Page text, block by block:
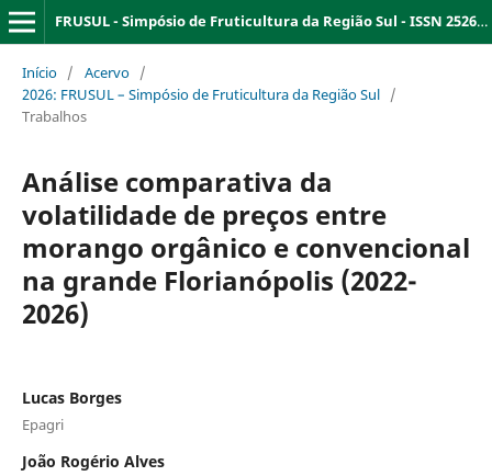
FRUSUL - Simpósio de Fruticultura da Região Sul - ISSN 2526-9909
Início / Acervo /
2026: FRUSUL – Simpósio de Fruticultura da Região Sul /
Trabalhos
Análise comparativa da
volatilidade de preços entre
morango orgânico e convencional
na grande Florianópolis (2022-
2026)
Lucas Borges
Epagri
João Rogério Alves